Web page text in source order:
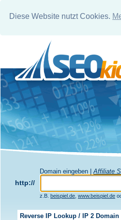
Diese Website nutzt Cookies.
Domain eingeben | Affiliate
http://
z.B. beispiel.de www.beispiel.de
Reverse IP Lookup / IP 2 Domain